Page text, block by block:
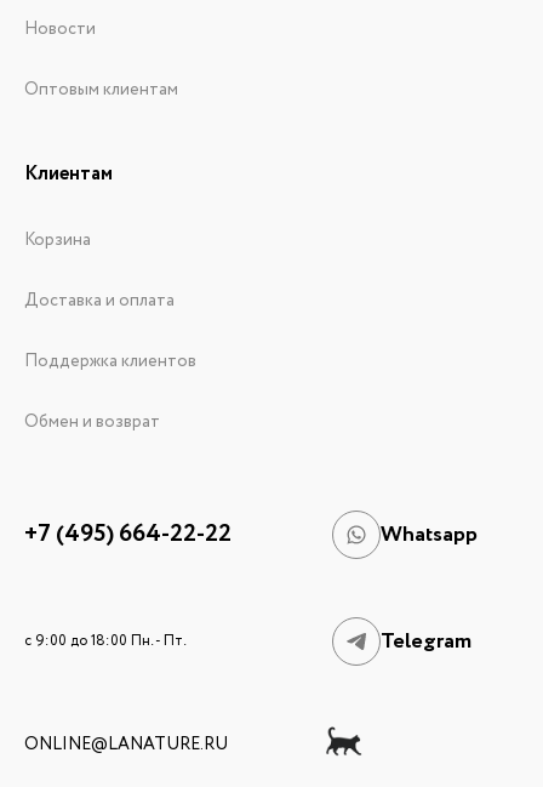
Новости
Оптовым клиентам
Клиентам
Корзина
Доставка и оплата
Поддержка клиентов
Обмен и возврат
+7 (495) 664-22-22 Whatsapp
c 9:00 до 18:00 Пн. - Пт. Telegram
ONLINE@LANATURE.RU